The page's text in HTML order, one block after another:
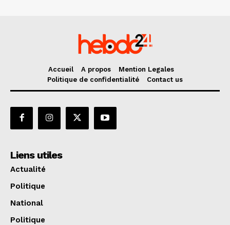
Accueil A propos
Mention Legales
Politique de confidentialité
Contact us
Liens utiles
Actualité
Politique
National
Politique